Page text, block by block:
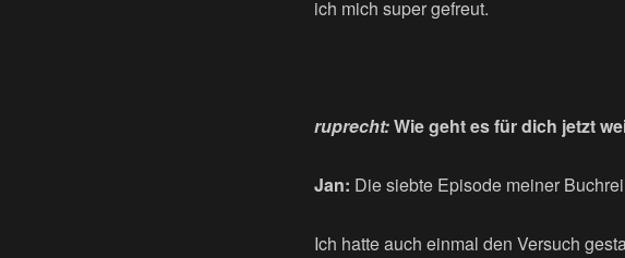
ich mich super gefreut.
ruprecht:Wie geht es für dich jetzt
Jan: Die siebte Episode meiner
Ich hatte auch einmal den Versuch